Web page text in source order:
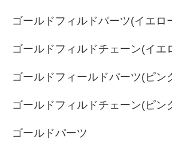
ゴールドフィルドパーツ(イエロ
ゴールドフィルドチェーン(イエ
ゴールドフィールドパーツ(ピン
ゴールドフィルドチェーン(ピン
ゴールドパーツ